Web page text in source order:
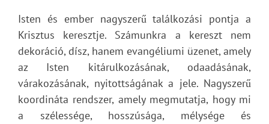
Isten és ember nagyszerű találkozási pontja a
Krisztus keresztje. Számunkra a kereszt nem
dekoráció, dísz, hanem evangéliumi üzenet, amely
az Isten kitárulkozásának, odaadásának,
várakozásának, nyitottságának a jele. Nagyszerű
koordináta rendszer, amely megmutatja, hogy mi
a szélessége, hosszúsága, mélysége és